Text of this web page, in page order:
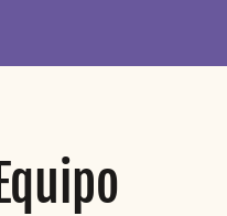
Equipo